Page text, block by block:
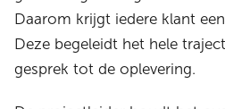
Daarom krijgt iedere klant
Deze begeleidt het hele
gesprek tot de oplevering.